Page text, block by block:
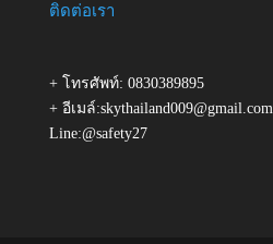
ติดต่อเรา
+ โทรศัพท์: 0830389895
+ อีเมล์:skythailand009@gmail.com
Line:@safety27